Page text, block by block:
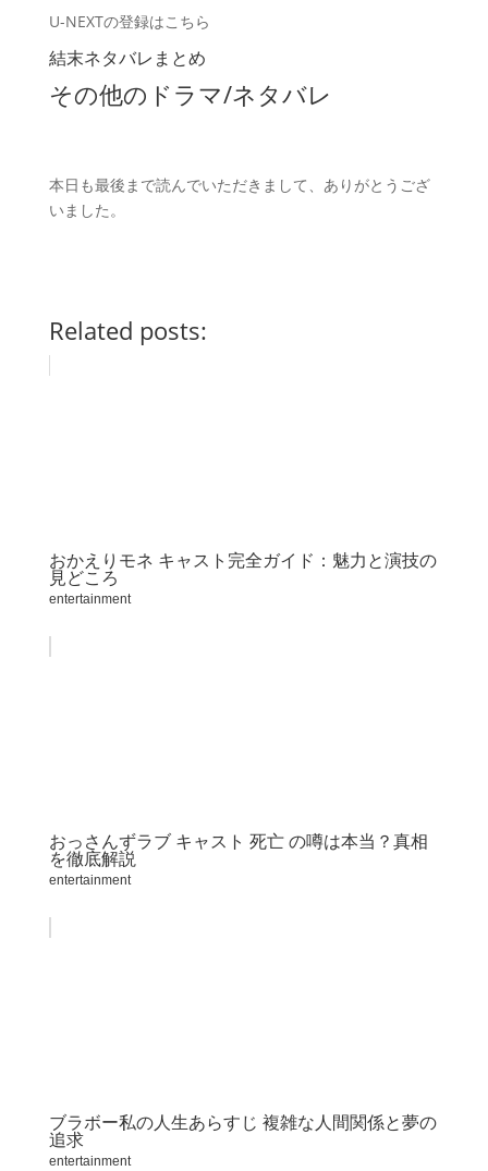
U-NEXTの登録はこちら
結末ネタバレまとめ
その他のドラマ/ネタバレ
本日も最後まで読んでいただきまして、 ありがとうござ
いました。
Related posts:
おかえりモネ キャスト完全ガイド：魅力と演技の
見どころ
entertainment
おっさんずラブ キャスト 死亡 の噂は本当？真相
を徹底解説
entertainment
ブラボー私の人生あらすじ 複雑な人間関係と夢の
追求
entertainment